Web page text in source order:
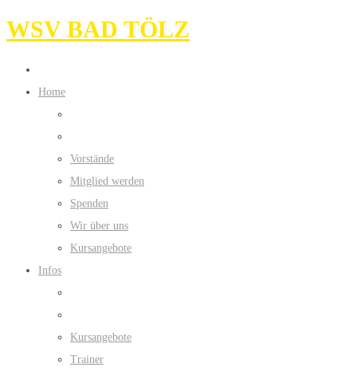
WSV BAD TÖLZ
Home
Vorstände
Mitglied werden
Spenden
Wir über uns
Kursangebote
Infos
Kursangebote
Trainer